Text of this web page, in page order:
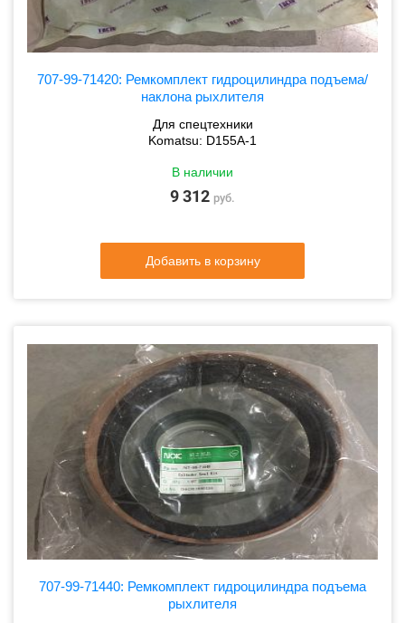
707-99-71420: Ремкомплект гидроцилиндра подъема/
наклона рыхлителя
Для спецтехники
Komatsu: D155A-1
В наличии
9 312 руб.
Добавить в корзину
707-99-71440: Ремкомплект гидроцилиндра подъема
рыхлителя